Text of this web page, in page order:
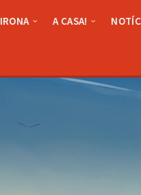
A CASA!